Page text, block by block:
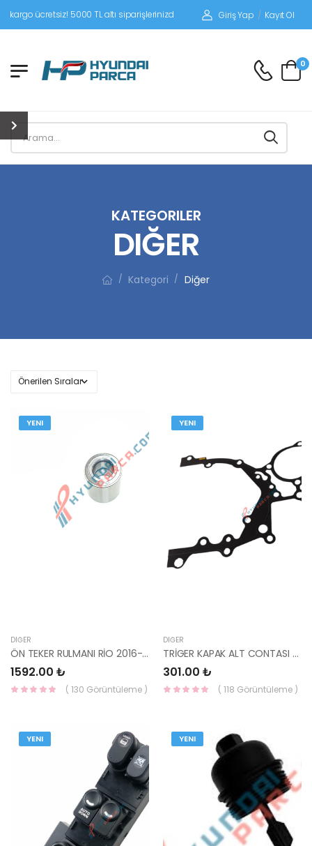
5000 TL altı siparişlerinizde siparişleriniz alıcı ödemeli gönderilir.
Giriş Yap / Kayıt Ol
0
KATEGORILER
DIĞER
/ Kategori / Diğer
YENI
DIĞER
ÖN TEKER RULMANI RİO 2016- 51720-H8000-ILJIN
1592.00 ₺
( 130 Görüntüleme )
YENI
DIĞER
TRİGER KAPAK ALT CONTASI ERA İ30 BLUE DİZEL 21341-2A600 KORE
301.00 ₺
( 118 Görüntüleme )
YENI YENI